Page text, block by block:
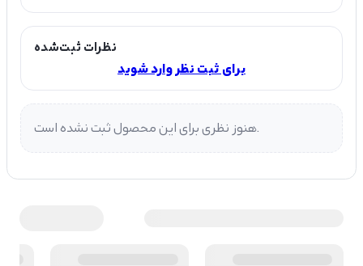
نظرات ثبت‌شده
برای ثبت نظر وارد شوید
هنوز نظری برای این محصول ثبت نشده است.